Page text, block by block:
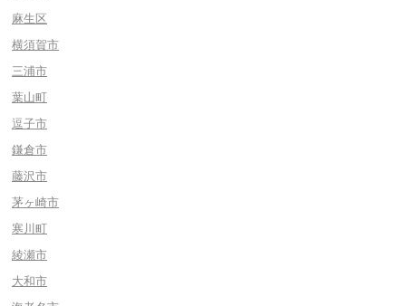
麻生区
横須賀市
三浦市
葉山町
逗子市
鎌倉市
藤沢市
茅ヶ崎市
寒川町
綾瀬市
大和市